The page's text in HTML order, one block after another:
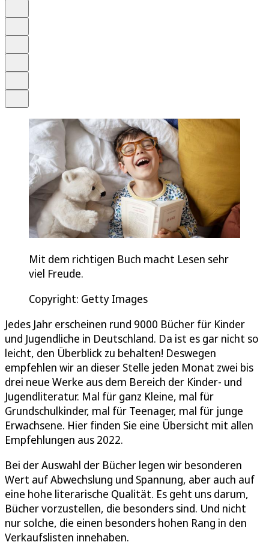
Mit dem richtigen Buch macht Lesen sehr
viel Freude.
Copyright: Getty Images
Jedes Jahr erscheinen rund 9000 Bücher für Kinder
und Jugendliche in Deutschland. Da ist es gar nicht so
leicht, den Überblick zu behalten! Deswegen
empfehlen wir an dieser Stelle jeden Monat zwei bis
drei neue Werke aus dem Bereich der Kinder- und
Jugendliteratur. Mal für ganz Kleine, mal für
Grundschulkinder, mal für Teenager, mal für junge
Erwachsene. Hier finden Sie eine Übersicht mit allen
Empfehlungen aus 2022.
Bei der Auswahl der Bücher legen wir besonderen
Wert auf Abwechslung und Spannung, aber auch auf
eine hohe literarische Qualität. Es geht uns darum,
Bücher vorzustellen, die besonders sind. Und nicht
nur solche, die einen besonders hohen Rang in den
Verkaufslisten innehaben.